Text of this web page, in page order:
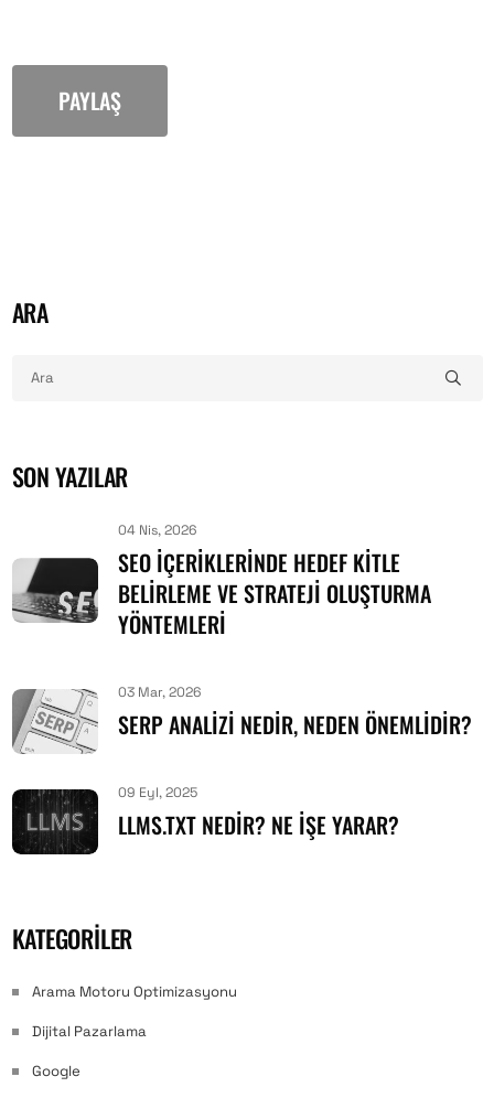
PAYLAŞ
ARA
SON YAZILAR
04 Nis, 2026
SEO İÇERIKLERINDE HEDEF KITLE
BELIRLEME VE STRATEJI OLUŞTURMA
YÖNTEMLERI
03 Mar, 2026
SERP ANALIZI NEDIR, NEDEN ÖNEMLIDIR?
09 Eyl, 2025
LLMS.TXT NEDIR? NE İŞE YARAR?
KATEGORILER
Arama Motoru Optimizasyonu
Dijital Pazarlama
Google